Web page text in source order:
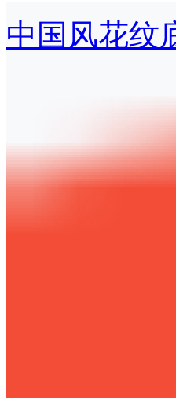
中国风花纹